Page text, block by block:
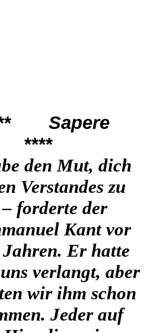
Sapere
****
den Mut, dich
Verstandes zu
forderte der
Kant vor
Er hatte
verlangt, aber
wir ihm schon
Jeder auf